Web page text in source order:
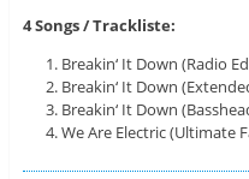
4 Songs / Trackliste:
Breakin‘ It Down (Radio
Breakin‘ It Down
Breakin‘ It Down
We Are Electric (Ultimate